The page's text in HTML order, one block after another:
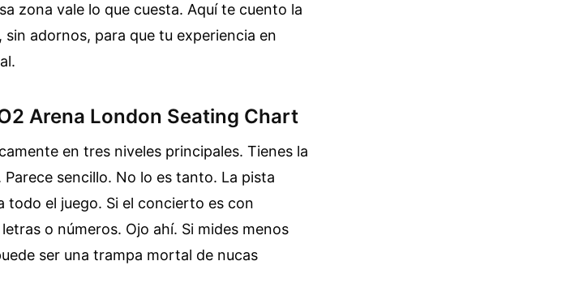
zona vale lo que cuesta. Aquí te cuento la
adornos, para que tu experiencia en
Arena London Seating Chart
en tres niveles principales. Tienes la
sencillo. No lo es tanto. La pista
todo el juego. Si el concierto es con
o números. Ojo ahí. Si mides menos
ser una trampa mortal de nucas